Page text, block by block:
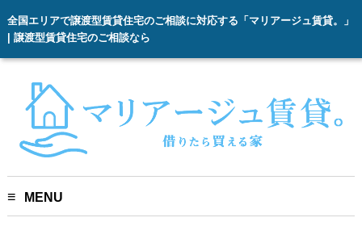
全国エリアで譲渡型賃貸住宅のご相談に対応する「マリアージュ賃貸。」
| 譲渡型賃貸住宅のご相談なら
MENU